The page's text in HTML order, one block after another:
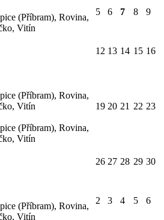
(Příbram), Rovina,
Vitín
5 6 7 8 9
12 13 14 15 16
(Příbram), Rovina,
Vitín
(Příbram), Rovina,
Vitín
19 20 21 22 23
26 27 28 29 30
(Příbram), Rovina,
Vitín
2 3 4 5 6